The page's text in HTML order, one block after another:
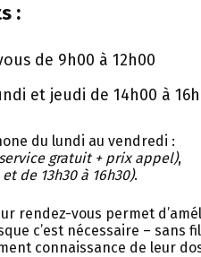
:
de 9h00 à 12h00
et jeudi de 14h00 à
du lundi au vendredi :
gratuit + prix appel),
de 13h30 à 16h30).
rendez-vous permet
c’est nécessaire – sans
connaissance de leur